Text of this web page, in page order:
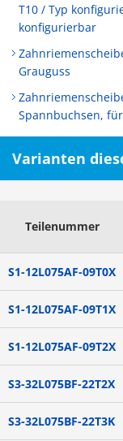
T10 / Typ
konfigurierbar
Grauguss
Spannbuchsen,
Varianten
Teilenummer
S1-12L075AF-09T0X
S1-12L075AF-09T1X
S1-12L075AF-09T2X
S3-32L075BF-22T2X
S3-32L075BF-22T3K